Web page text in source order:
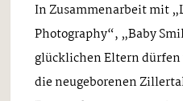
In Zusammenarbeit mit
Photography“, „Baby
glücklichen Eltern
die neugeborenen